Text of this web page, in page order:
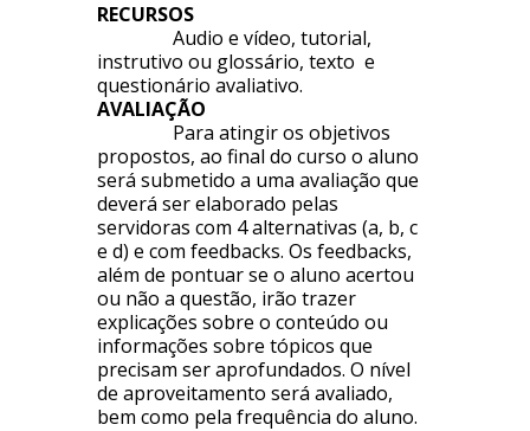
RECURSOS
Audio e vídeo, tutorial,
instrutivo ou glossário, texto e
questionário avaliativo.
AVALIAÇÃO
Para atingir os objetivos
propostos, ao final do curso o aluno
será submetido a uma avaliação que
deverá ser elaborado pelas
servidoras com 4 alternativas (a, b, c
e d) e com feedbacks. Os feedbacks,
além de pontuar se o aluno acertou
ou não a questão, irão trazer
explicações sobre o conteúdo ou
informações sobre tópicos que
precisam ser aprofundados. O nível
de aproveitamento será avaliado,
bem como pela frequência do aluno.